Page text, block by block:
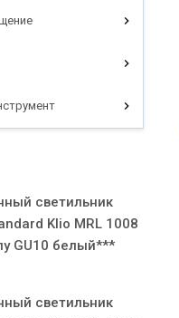
светильник
Klio MRL 1008
GU10 белый***
светильник